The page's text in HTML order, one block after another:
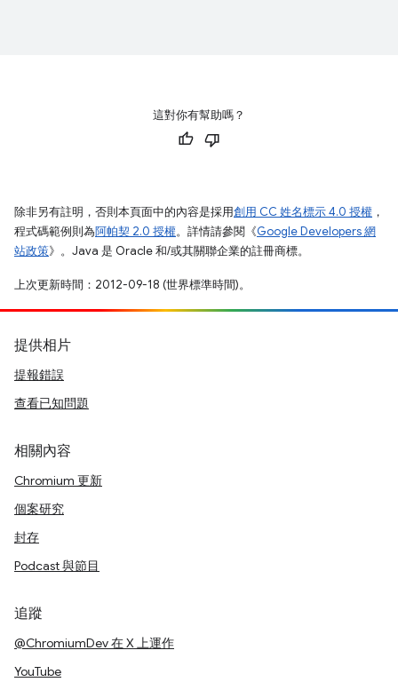
這對你有幫助嗎？
除非另有註明，否則本頁面中的內容是採用創用 CC 姓名標示 4.0 授權 ，
程式碼範例則為阿帕契 2.0 授權。詳情請參閱《Google Developers 網
站政策》。Java 是 Oracle 和/或其關聯企業的註冊商標。
上次更新時間：2012-09-18 (世界標準時間)。
提供相片
提報錯誤
查看已知問題
相關內容
Chromium 更新
個案研究
封存
Podcast 與節目
追蹤
@ChromiumDev 在 X 上運作
YouTube